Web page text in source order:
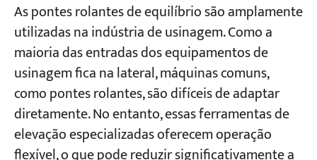
As pontes rolantes de equilíbrio são amplamente
utilizadas na indústria de usinagem. Como a
maioria das entradas dos equipamentos de
usinagem fica na lateral, máquinas comuns,
como pontes rolantes, são difíceis de adaptar
diretamente. No entanto, essas ferramentas de
elevação especializadas oferecem operação